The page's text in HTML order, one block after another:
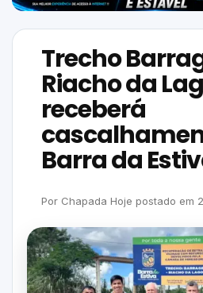
Trecho
Riacho da
receberá
Barra da
Por Chapada Hoje postado em